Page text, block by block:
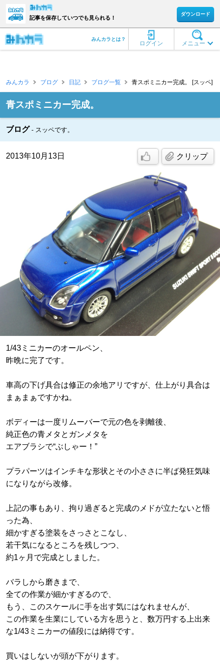
記事を保存していつでも見られる！
ダウンロード
メニュー
ログイン
みんカラとは？
みんカラ ブログ 日記 ブログ一覧 青スポミニカー完成。 [スッペ]
青スポミニカー完成。
ブログ スッペです。
2013年10月13日 クリップ
1/43ミニカーのオールペン、
昨晩に完了です。
車高の下げ具合は修正の余地アリですが、仕上がり具合は
まぁまぁですかね。
ボディーは一度リムーバーで元の色を剥離後、
純正色の青メタとガンメタを
エアブラシで“ぶしゃー！”
プラパーツはインチキな形状とその小ささに半ば発狂気味
になりながら改修。
上記の事もあり、拘り過ぎると完成のメドが立たないと悟
った為、
細かすぎる塗装をさっさとこなし、
若干気になるところを残しつつ、
約1ヶ月で完成としました。
バラしから磨きまで、
全ての作業が細かすぎるので、
もう、このスケールに手を出す気にはなれませんが、
この作業を生業にしている方を思うと、数万円する上出来
な1/43ミニカーの値段には納得です。
買いはしないが頭が下がります。